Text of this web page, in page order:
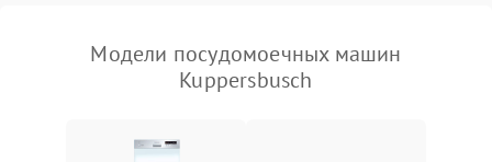
Модели посудомоечных машин
Kuppersbusch